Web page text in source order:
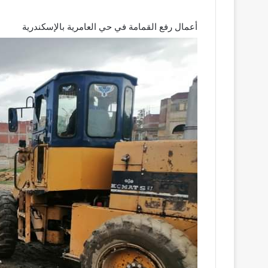
أعمال رفع القمامة في حي العامرية بالإسكندرية